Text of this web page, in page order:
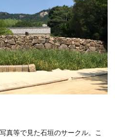
真等で見た石垣のサークル。こ